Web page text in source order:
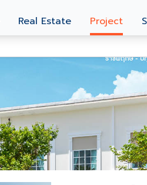
Real Estate Project